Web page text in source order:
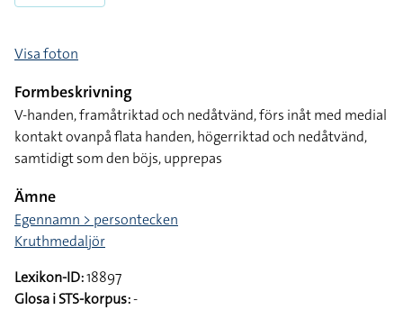
Visa foton
Formbeskrivning
V-handen, framåtriktad och nedåtvänd, förs inåt med medial
kontakt ovanpå flata handen, högerriktad och nedåtvänd,
samtidigt som den böjs, upprepas
Ämne
Egennamn > persontecken
Kruthmedaljör
Lexikon-ID:18897
Glosa i STS-korpus:-